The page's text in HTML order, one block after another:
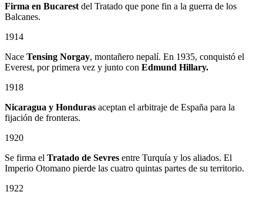
Firma en Bucarest del Tratado que pone fin a la guerra de los
Balcanes.
1914
Nace Tensing Norgay, montañero nepalí. En 1935, conquistó el
Everest, por primera vez y junto con Edmund Hillary.
1918
Nicaragua y Honduras aceptan el arbitraje de España para la
fijación de fronteras.
1920
Se firma el Tratado de Sevres entre Turquía y los aliados. El
Imperio Otomano pierde las cuatro quintas partes de su territorio.
1922